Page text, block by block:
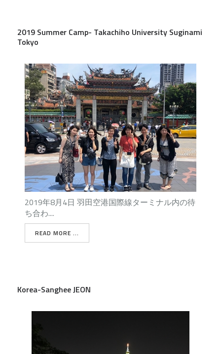
2019 Summer Camp- Takachiho University Suginami
Tokyo
2019年8月4日 羽田空港国際線ターミナル内の待
ち合わ....
READ MORE ...
Korea-Sanghee JEON